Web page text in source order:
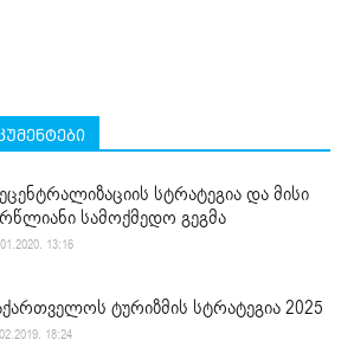
სტრატეგია და მისი
სამოქმედო გეგმა
13:16
ტურიზმის სტრატეგია 2025
18:24